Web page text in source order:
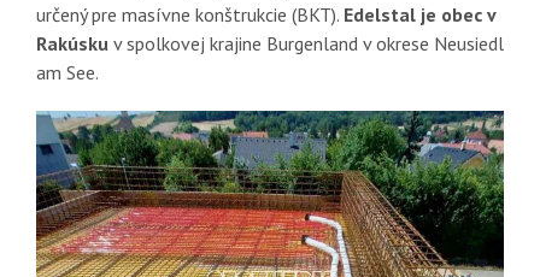
určený pre masívne konštrukcie (BKT). Edelstal je obec v
Rakúskuv spolkovej krajine Burgenland v okrese Neusiedl
am See.